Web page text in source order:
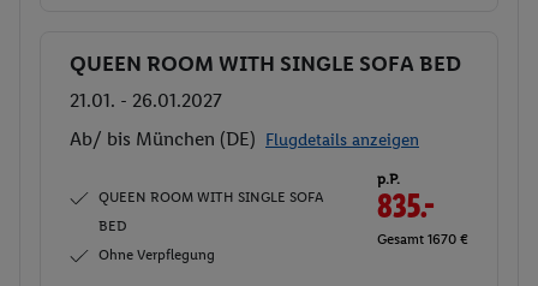
Buchen
QUEEN ROOM WITH SINGLE SOFA BED
21.01. - 26.01.2027
Ab/ bis München (DE) Flugdetails anzeigen
QUEEN ROOM WITH SINGLE SOFA
BED
Ohne Verpflegung
p.P.
835.-
Gesamt 1670 €